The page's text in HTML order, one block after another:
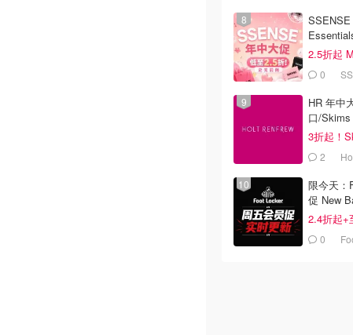
SSENSE
2.5折起
(原$2130)
0
HR 年中
口/
3折起！
2
限今天：
促 New
2.4折起+
0